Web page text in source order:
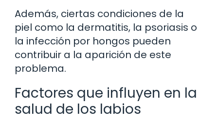
Además, ciertas condiciones de la
piel como la dermatitis, la psoriasis o
la infección por hongos pueden
contribuir a la aparición de este
problema.
Factores que influyen en la
salud de los labios